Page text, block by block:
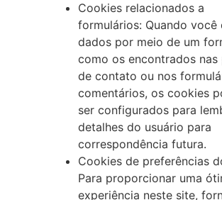
Cookies relacionados a
formulários: Quando você
dados por meio de um
como os encontrados nas
de contato ou nos
comentários, os cookies
ser configurados para
detalhes do usuário para
correspondência futura.
Cookies de preferências
Para proporcionar uma
experiência neste site,